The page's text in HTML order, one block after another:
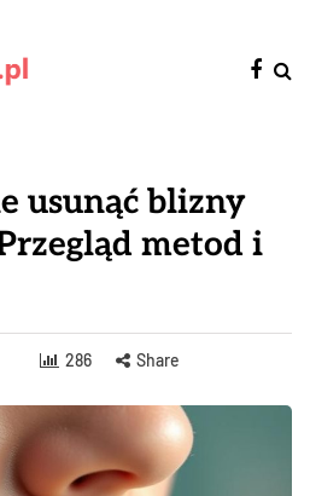
usunąć blizny
metod i
286 Share